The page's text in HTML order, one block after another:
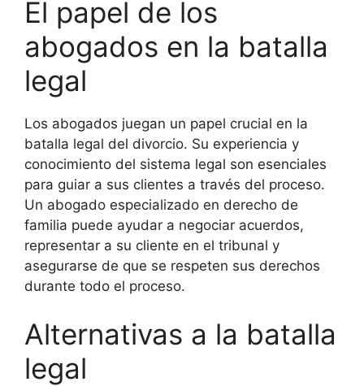
El papel de los
abogados en la batalla
legal
Los abogados juegan un papel crucial en la
batalla legal del divorcio. Su experiencia y
conocimiento del sistema legal son esenciales
para guiar a sus clientes a través del proceso.
Un abogado especializado en derecho de
familia puede ayudar a negociar acuerdos,
representar a su cliente en el tribunal y
asegurarse de que se respeten sus derechos
durante todo el proceso.
Alternativas a la batalla
legal